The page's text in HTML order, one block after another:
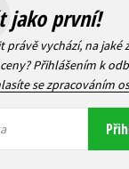
jako první!
právě vychází, na jaké
Přihlášením k
se zpracováním